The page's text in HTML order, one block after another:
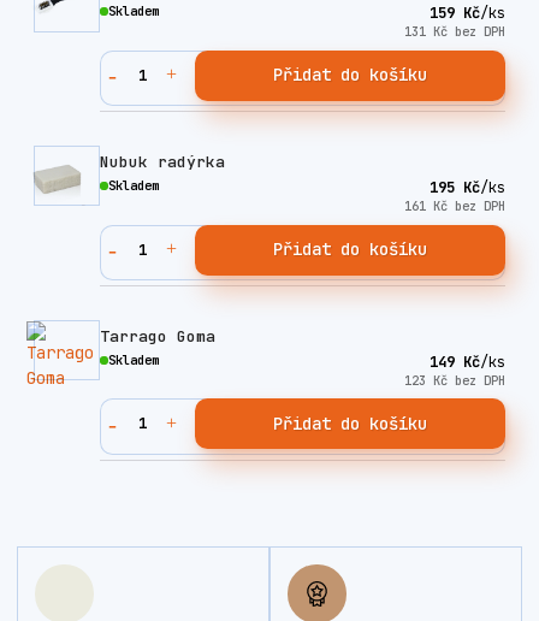
159 Kč/ks
131 Kč bez DPH
Skladem
Přidat do košíku
Nubuk radýrka
195 Kč/ks
161 Kč bez DPH
Skladem
Přidat do košíku
Tarrago Goma
149 Kč/ks
123 Kč bez DPH
Skladem
Přidat do košíku